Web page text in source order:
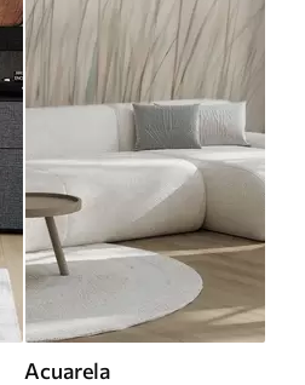
Acuarela